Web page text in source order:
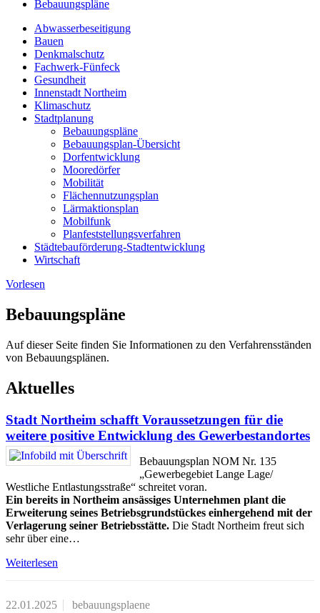
Bebauungspläne
Abwasserbeseitigung
Bauen
Denkmalschutz
Fachwerk-Fünfeck
Gesundheit
Innenstadt Northeim
Klimaschutz
Stadtplanung
Bebauungspläne
Bebauungsplan-Übersicht
Dorfentwicklung
Mooredörfer
Mobilität
Flächennutzungsplan
Lärmaktionsplan
Mobilfunk
Planfeststellungsverfahren
Städtebauförderung-Stadtentwicklung
Wirtschaft
Vorlesen
Bebauungspläne
Auf dieser Seite finden Sie Informationen zu den Verfahrensständen
von Bebauungsplänen.
Aktuelles
Stadt Northeim schafft Voraussetzungen für die
weitere positive Entwicklung des Gewerbestandortes
Bebauungsplan NOM Nr. 135
„Gewerbegebiet Lange Lage/
Westliche Entlastungsstraße“ schreitet voran.
Ein bereits in Northeim ansässiges Unternehmen plant die
Erweiterung seines Betriebsgrundstückes einhergehend mit der
Verlagerung seiner Betriebsstätte. Die Stadt Northeim freut sich
sehr über eine…
Weiterlesen
22.01.2025 bebauungsplaene